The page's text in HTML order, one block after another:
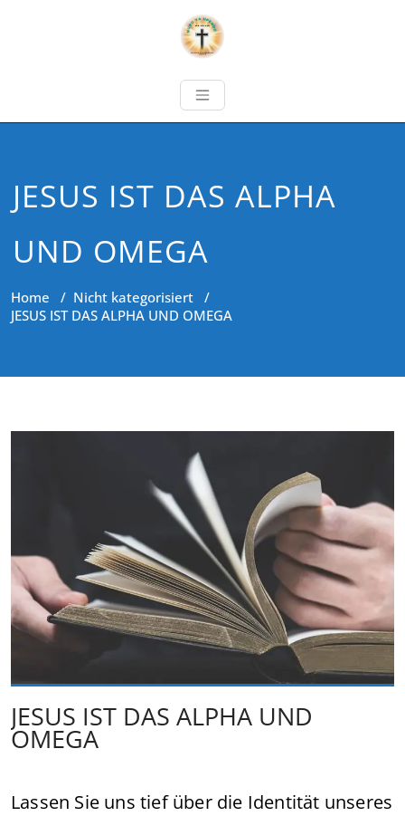
JESUS IST DAS ALPHA
UND OMEGA
Home / Nicht kategorisiert /
JESUS IST DAS ALPHA UND OMEGA
JESUS IST DAS ALPHA UND
OMEGA
Lassen Sie uns tief über die Identität unseres